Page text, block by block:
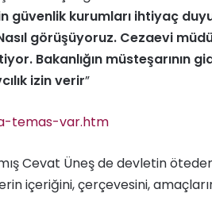
güvenlik kurumları ihtiyaç
görüşüyoruz. Cezaevi
Bakanlığın müsteşarının
izin verir”
temas-var.htm
Cevat Üneş de devletin
içeriğini, çerçevesini,